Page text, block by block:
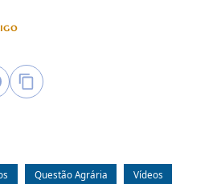
Questão Agrária Vídeos